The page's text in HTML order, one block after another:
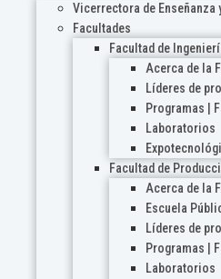
Vicerrectora de Enseñanza
Facultades
Facultad de
Acerca de la
Líderes de
Programas |
Laboratorios
Facultad de
Acerca de la
Escuela
Líderes de
Programas |
Laboratorios